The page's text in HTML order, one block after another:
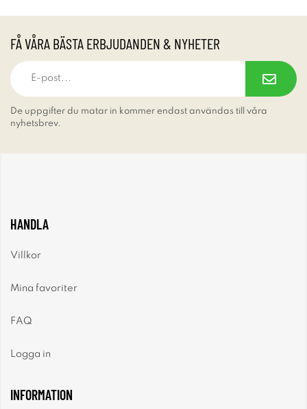
FÅ VÅRA BÄSTA ERBJUDANDEN & NYHETER
De uppgifter du matar in kommer endast användas till våra
nyhetsbrev.
HANDLA
Villkor
Mina favoriter
FAQ
Logga in
INFORMATION